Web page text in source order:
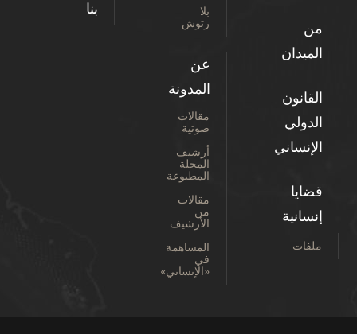
من
الميدان
القانون
الدولي
الإنساني
قضايا
إنسانية
ملفات
بلا
رتوش
عن
المدونة
مقالات
صوتية
أرشيف
المجلة
المطبوعة
مقالات
من
الأرشيف
المساهمة
في
«الإنساني»
بنا